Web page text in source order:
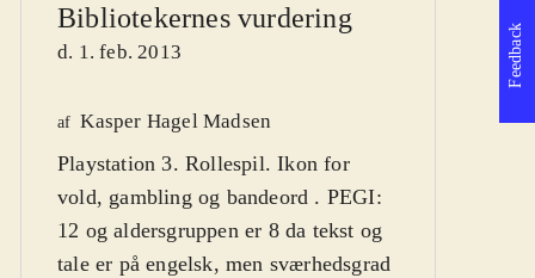
Bibliotekernes vurdering
d. 1. feb. 2013
af Kasper Hagel Madsen
Playstation 3. Rollespil. Ikon for
vold, gambling og bandeord . PEGI:
12 og aldersgruppen er 8 da tekst og
tale er på engelsk, men sværhedsgrad
Feedback